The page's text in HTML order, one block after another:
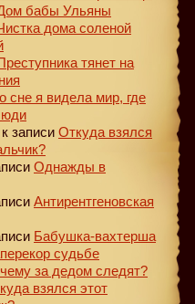
бабы Ульяны
дома соленой
тянет на
сне я видела мир, где
к записи Откуда взялся
Однажды в
Антирентгеновская
Бабушка-вахтерша
судьбе
за дедом следят?
взялся этот